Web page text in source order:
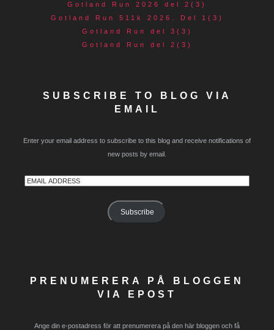
Gotland Run 2026 del 2(3)
Gotland Run 511k 2026. Del 1(3)
Gotland Run del 3(3)
Gotland Run del 2(3)
SUBSCRIBE TO BLOG VIA
EMAIL
Enter your email address to subscribe to this blog and receive notifications of
new posts by email.
Email
Subscribe
PRENUMERERA PÅ BLOGGEN
VIA EPOST
Ange din e-postadress för att prenumerera på den här bloggen och få